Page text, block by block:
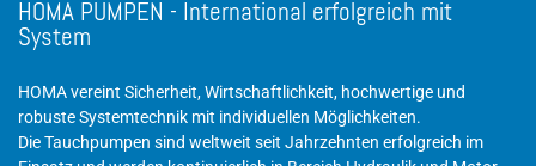
HOMA PUMPEN - International erfolgreich mit
System
HOMA vereint Sicherheit, Wirtschaftlichkeit, hochwertige und
robuste Systemtechnik mit individuellen Möglichkeiten.
Die Tauchpumpen sind weltweit seit Jahrzehnten erfolgreich im